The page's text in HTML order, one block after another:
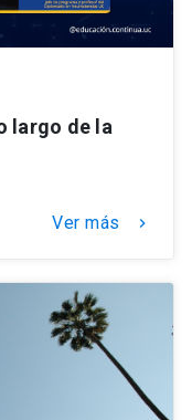
largo de la
Ver más keyboard_arrow_right